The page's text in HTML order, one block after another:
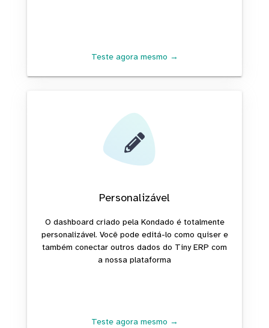
Teste agora mesmo →
Personalizável
O dashboard criado pela Kondado é totalmente
personalizável. Você pode editá-lo como quiser e
também conectar outros dados do Tiny ERP com
a nossa plataforma
Teste agora mesmo →